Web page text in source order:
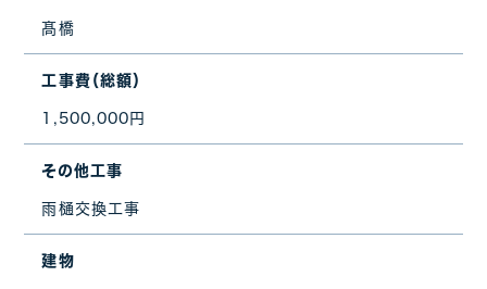
髙橋
工事費（総額）
1,500,000円
その他工事
雨樋交換工事
建物